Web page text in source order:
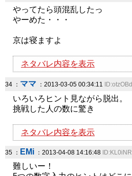
やってたら頭混乱したっ
やーめた・・・
京は寝ますよ
ネタバレ内容を表示
34 ： ママ ：2013-03-05 00:34:11
いろいろヒント見ながら脱出。
挑戦した人の数に驚き
ネタバレ内容を表示
35 ： EMi ：2013-04-08 14:16:48
難しいー！